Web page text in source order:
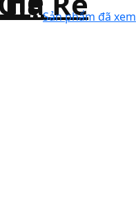
Sản phẩm đã xem